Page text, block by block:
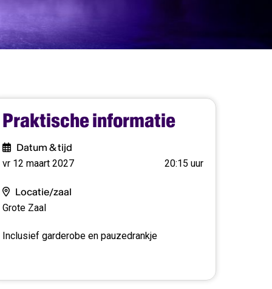
Praktische informatie
Datum & tijd
vr 12 maart 2027 20:15 uur
Locatie/zaal
Grote Zaal
Inclusief garderobe en pauzedrankje